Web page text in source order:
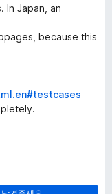
In Japan, an
because this